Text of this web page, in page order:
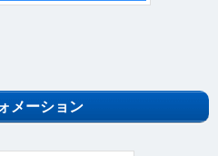
メーション